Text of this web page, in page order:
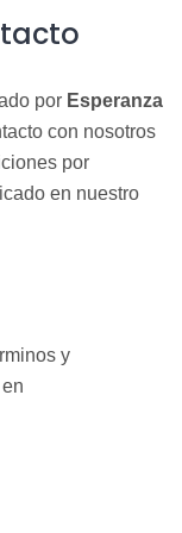
por Esperanza
con nosotros
por
en nuestro
y